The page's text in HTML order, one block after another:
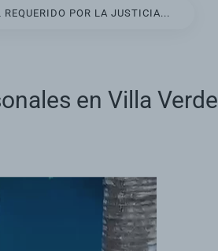
POR LA JUSTICIA...
en Villa Verde